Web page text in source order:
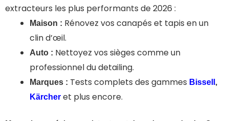
extracteurs les plus performants de 2026 :
Maison : Rénovez vos canapés et tapis en un
clin d’œil.
Auto : Nettoyez vos sièges comme un
professionnel du detailing.
Marques : Tests complets des gammes Bissell ,
Kärcher et plus encore.